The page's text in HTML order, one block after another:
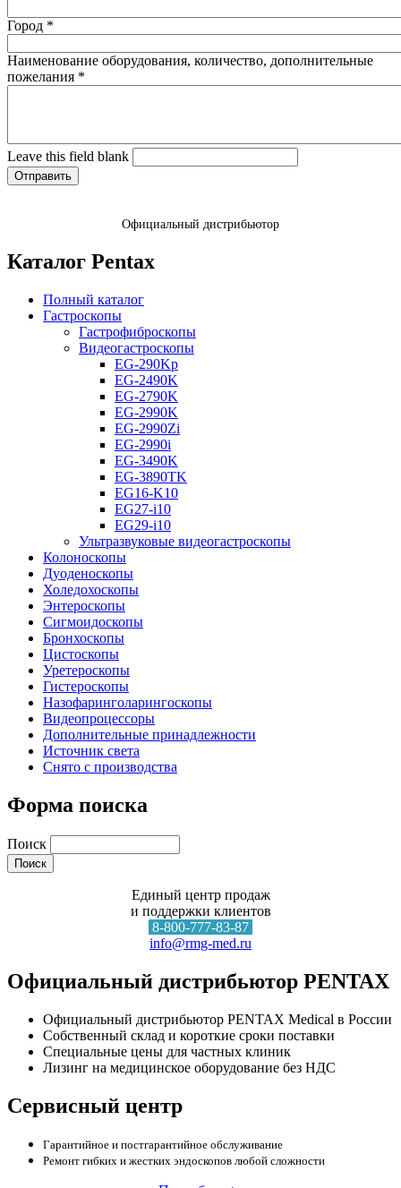
Город *
Наименование оборудования, количество, дополнительные
пожелания *
Leave this field blank
Официальный дистрибьютор
Каталог Pentax
Полный каталог
Гастроскопы
Гастрофиброскопы
Видеогастроскопы
EG-290Kp
EG-2490K
EG-2790K
EG-2990K
EG-2990Zi
EG-2990i
EG-3490K
EG-3890TK
EG16-K10
EG27-i10
EG29-i10
Ультразвуковые видеогастроскопы
Колоноскопы
Дуоденоскопы
Холедохоскопы
Энтероскопы
Сигмоидоскопы
Бронхоскопы
Цистоскопы
Уретероскопы
Гистероскопы
Назофаринголарингоскопы
Видеопроцессоры
Дополнительные принадлежности
Источник света
Снято с производства
Форма поиска
Поиск
Единый центр продаж
и поддержки клиентов
8-800-777-83-87
info@rmg-med.ru
Официальный дистрибьютор PENTAX
Официальный дистрибьютор PENTAX Medical в России
Собственный склад и короткие сроки поставки
Специальные цены для частных клиник
Лизинг на медицинское оборудование без НДС
Сервисный центр
Гарантийное и постгарантийное обслуживание
Ремонт гибких и жестких эндоскопов любой сложности